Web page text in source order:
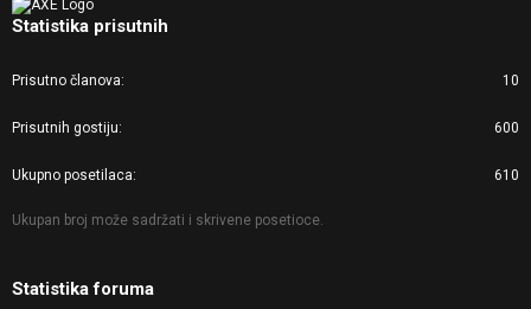
Statistika prisutnih
Prisutno članova 10
Prisutnih gostiju 600
Ukupno posetilaca 610
Ukupan broj može sadržati i skrivene posetioce.
Statistika foruma